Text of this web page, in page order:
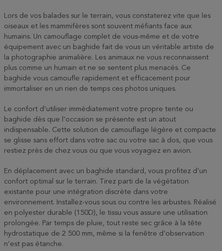
Lors de vos balades sur le terrain, vous constaterez vite que les
oiseaux et les mammifères sont souvent méfiants face aux
humains. Un camouflage complet de vous-même et de votre
équipement avec un baghide fait de vous un véritable artiste de
la photographie animalière. Les animaux ne vous reconnaissent
plus comme un humain et ne se sentent plus menacés. Ce
baghide vous camoufle rapidement et efficacement pour
immortaliser en un rien de temps ces photos uniques.
Le confort d’utiliser immédiatement votre propre tente ou
baghide dès que l’occasion se présente est un atout
indispensable. Cette solution de camouflage légère et compacte
se glisse sans effort dans votre sac ou votre sac à dos, que vous
restiez près de chez vous ou que vous voyagiez en avion.
En déplacement avec un baghide standard, vous profitez d’un
confort optimal sur le terrain. Tirez parti de la végétation
existante pour une intégration discrète dans votre
environnement. Installez-vous sous ou contre les arbustes. Réalisé
en polyester durable (150D), le tissu vous assure une utilisation
prolongée. Par temps de pluie, tout reste sec grâce à la tête
hydrostatique de 2 500 mm, même si la fenêtre d’observation
n’est pas étanche.